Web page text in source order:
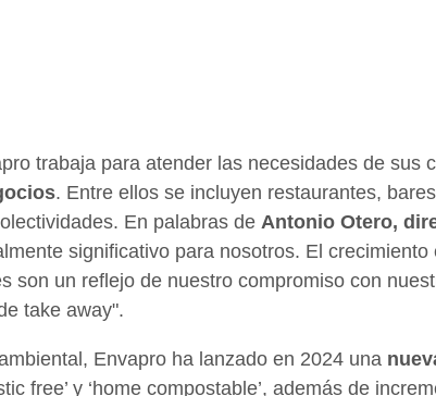
trabaja para atender las necesidades de sus
. Entre ellos se incluyen restaurantes,
En palabras de Antonio Otero,
significativo para nosotros. El
son un reflejo de nuestro compromiso con
take away".
Envapro ha lanzado en 2024 una
free’ y ‘home compostable’, además de